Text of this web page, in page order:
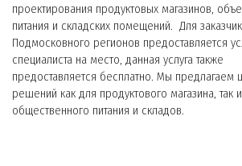
проектирования продуктовых магазинов,
питания и складских помещений. Для
Подмосковного регионов предоставляется
специалиста на место, данная услуга также
предоставляется бесплатно. Мы предлагаем
решений как для продуктового магазина, так
общественного питания и складов.